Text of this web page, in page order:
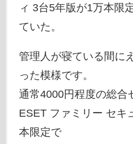
ィ 3台5年版が1万本限
ていた。
管理人が寝ている間に
った模様です。
通常4000円程度の総合
ESET ファミリー セキ
本限定で